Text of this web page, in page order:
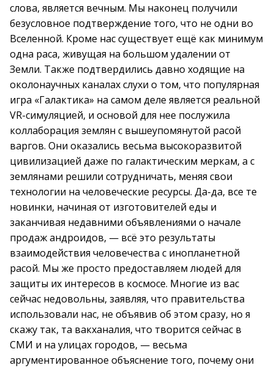
слова, является вечным. Мы наконец получили
безусловное подтверждение того, что не одни во
Вселенной. Кроме нас существует ещё как минимум
одна раса, живущая на большом удалении от
Земли. Также подтвердились давно ходящие на
околонаучных каналах слухи о том, что популярная
игра «Галактика» на самом деле является реальной
VR-симуляцией, и основой для нее послужила
коллаборация землян с вышеупомянутой расой
варгов. Они оказались весьма высокоразвитой
цивилизацией даже по галактическим меркам, а с
землянами решили сотрудничать, меняя свои
технологии на человеческие ресурсы. Да-да, все те
новинки, начиная от изготовителей еды и
заканчивая недавними объявлениями о начале
продаж андроидов, — всё это результаты
взаимодействия человечества с инопланетной
расой. Мы же просто предоставляем людей для
защиты их интересов в космосе. Многие из вас
сейчас недовольны, заявляя, что правительства
использовали нас, не объявив об этом сразу, но я
скажу так, та вакханалия, что творится сейчас в
СМИ и на улицах городов, — весьма
аргументированное объяснение того, почему они